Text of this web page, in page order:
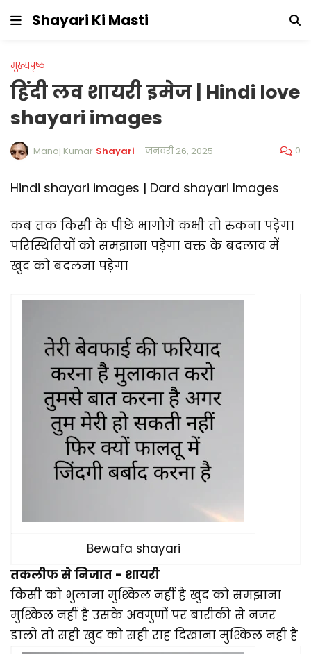
Shayari Ki Masti
मुख्यपृष्ठ
हिंदी लव शायरी इमेज | Hindi love
shayari images
Manoj Kumar Shayari - जनवरी 26, 2025 0
Hindi shayari images | Dard shayari Images
कब तक किसी के पीछे भागोगे कभी तो रुकना पड़ेगा
परिस्थितियों को समझाना पड़ेगा वक्त के बदलाव में
खुद को बदलना पड़ेगा
Bewafa shayari
तकलीफ से निजात - शायरी
किसी को भुलाना मुश्किल नहीं है खुद को समझाना
मुश्किल नहीं है उसके अवगुणों पर बारीकी से नजर
डालो तो सही खुद को सही राह दिखाना मुश्किल नहीं है